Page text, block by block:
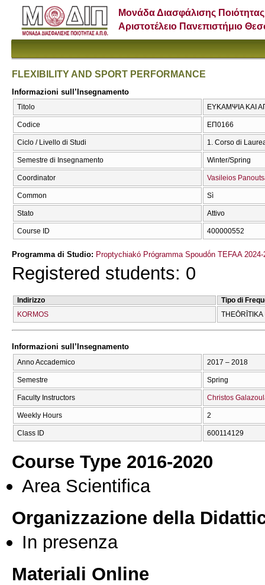
Μονάδα Διασφάλισης Ποιότητας
Αριστοτέλειο Πανεπιστήμιο
FLEXIBILITY AND SPORT PERFORMANCE
Informazioni sull’Insegnamento
Titolo ΕΥΚΑΜΨΙΑ ΚΑΙ
Codice ΕΠ0166
Ciclo / Livello di Studi 1. Corso di
Semestre di Insegnamento Winter/Spring
Coordinator Vasileios
Common Sì
Stato Attivo
Course ID 400000552
Programma di Studio: Proptychiakó Prógramma Spoudṓn TEFAA 2024-
Registered students: 0
Indirizzo
Tipo di
KORMOS
Informazioni sull’Insegnamento
Anno Accademico 2017 – 2018
Semestre Spring
Faculty Instructors Christos
Weekly Hours 2
Class ID 600114129
Course Type 2016-2020
Area Scientifica
Organizzazione della
In presenza
Materiali Online